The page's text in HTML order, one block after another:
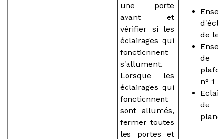
une porte
avant et
vérifier si les
éclairages qui
fonctionnent
s'allument.
Lorsque les
éclairages qui
fonctionnent
sont allumés,
fermer toutes
les portes et
de
de
n° 1
de